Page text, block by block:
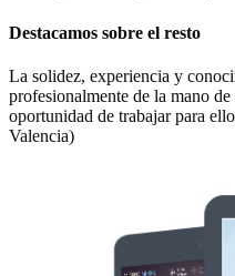
Destacamos sobre el resto
La solidez, experiencia y
profesionalmente de la mano
oportunidad de trabajar para
Valencia)